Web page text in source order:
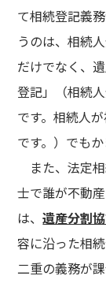
て相続登記義
うのは、相続
だけでなく、
登記」（相続
です。相続人
です。）でもか
また、法定
士で誰が不動
は、遺産分割
容に沿った相
二重の義務が